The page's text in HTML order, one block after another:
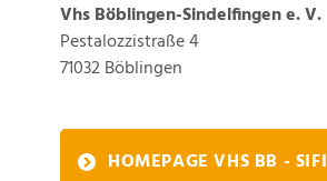
Vhs Böblingen-Sindelfingen e. V.
Pestalozzistraße 4
71032Böblingen
HOMEPAGE VHS BB - SIFI